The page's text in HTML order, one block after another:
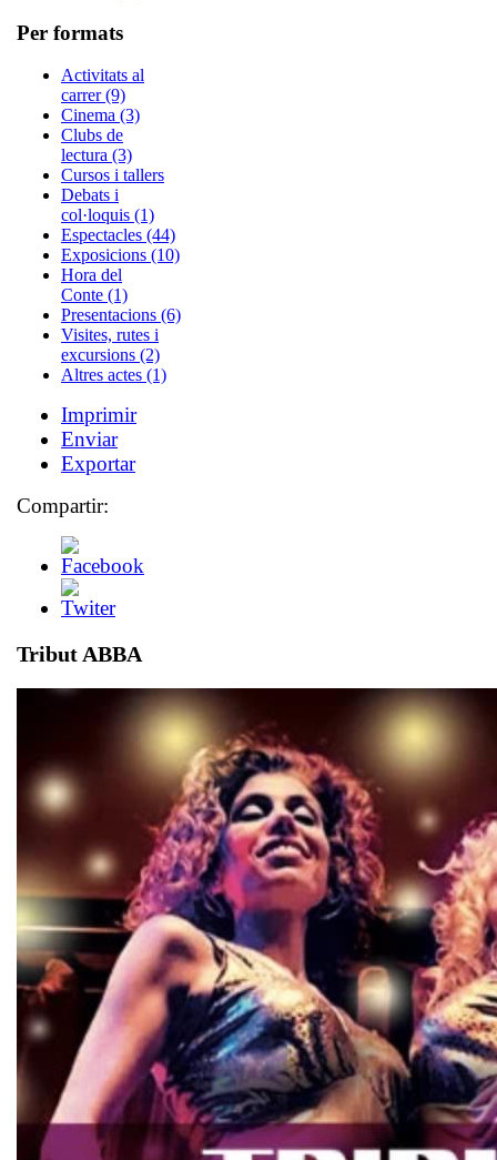
Per formats
Activitats al
carrer (9)
Cinema (3)
Clubs de
lectura (3)
Cursos i tallers
Debats i
col·loquis (1)
Espectacles (44)
Exposicions (10)
Hora del
Conte (1)
Presentacions (6)
Visites, rutes i
excursions (2)
Altres actes (1)
Imprimir
Enviar
Exportar
Compartir:
Tribut ABBA